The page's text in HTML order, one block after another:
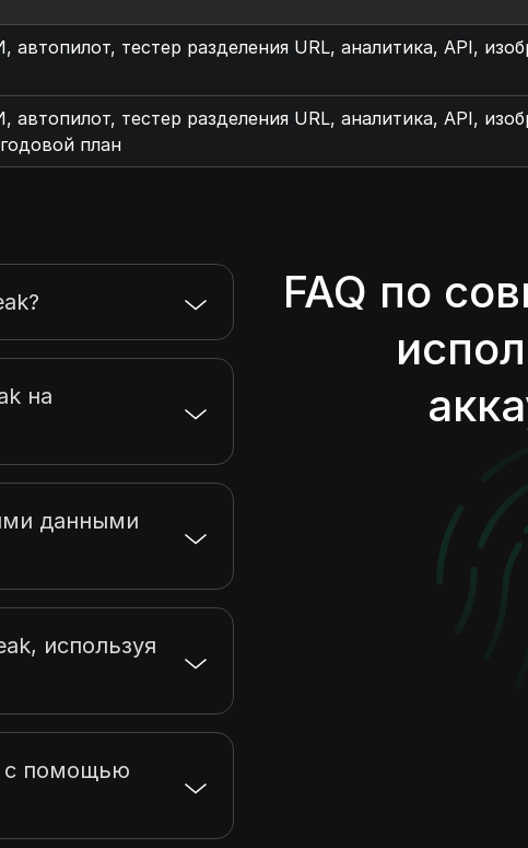
тестер разделения URL, аналитика, API,
тестер разделения URL, аналитика, API,
план
FAQ по
на
данными
используя
с помощью